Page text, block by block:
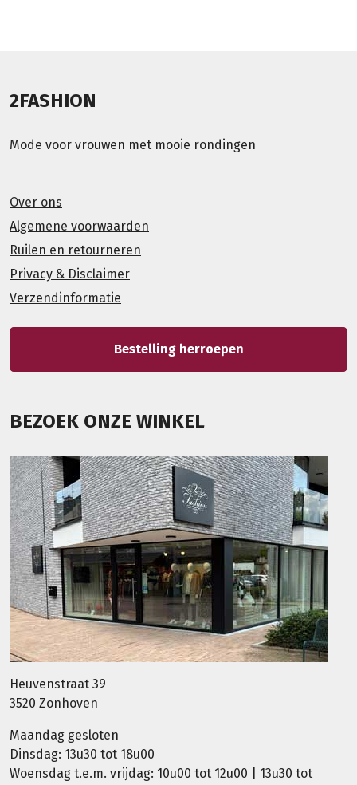
2FASHION
Mode voor vrouwen met mooie rondingen
Over ons
Algemene voorwaarden
Ruilen en retourneren
Privacy & Disclaimer
Verzendinformatie
Bestelling herroepen
BEZOEK ONZE WINKEL
Heuvenstraat 39
3520 Zonhoven
Maandag gesloten
Dinsdag: 13u30 tot 18u00
Woensdag t.e.m. vrijdag: 10u00 tot 12u00 | 13u30 tot